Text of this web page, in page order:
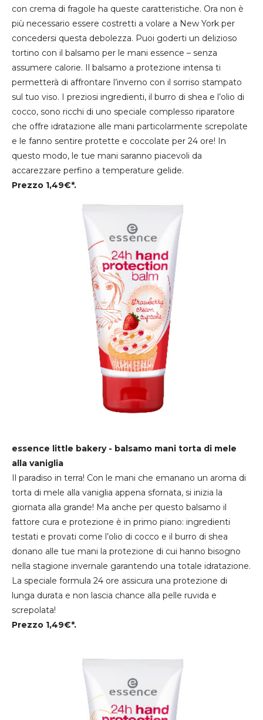
con crema di fragole ha queste caratteristiche. Ora non è
più necessario essere costretti a volare a New York per
concedersi questa debolezza. Puoi goderti un delizioso
tortino con il balsamo per le mani essence – senza
assumere calorie. Il balsamo a protezione intensa ti
permetterà di affrontare l’inverno con il sorriso stampato
sul tuo viso. I preziosi ingredienti, il burro di shea e l’olio di
cocco, sono ricchi di uno speciale complesso riparatore
che offre idratazione alle mani particolarmente screpolate
e le fanno sentire protette e coccolate per 24 ore! In
questo modo, le tue mani saranno piacevoli da
accarezzare perfino a temperature gelide.
Prezzo 1,49€*.
essence little bakery - balsamo mani torta di mele
alla vaniglia
Il paradiso in terra! Con le mani che emanano un aroma di
torta di mele alla vaniglia appena sfornata, si inizia la
giornata alla grande! Ma anche per questo balsamo il
fattore cura e protezione è in primo piano: ingredienti
testati e provati come l’olio di cocco e il burro di shea
donano alle tue mani la protezione di cui hanno bisogno
nella stagione invernale garantendo una totale idratazione.
La speciale formula 24 ore assicura una protezione di
lunga durata e non lascia chance alla pelle ruvida e
screpolata!
Prezzo 1,49€*.